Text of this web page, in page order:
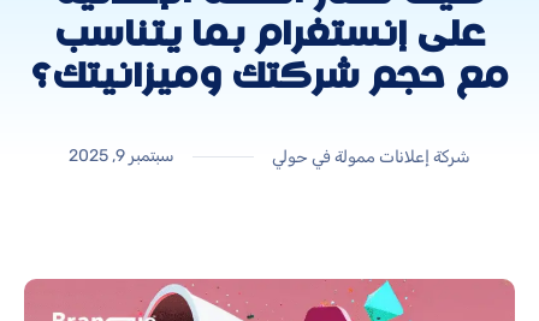
على إنستغرام بما يتناسب
مع حجم شركتك وميزانيتك؟
شركة إعلانات ممولة في حولي سبتمبر 9, 2025